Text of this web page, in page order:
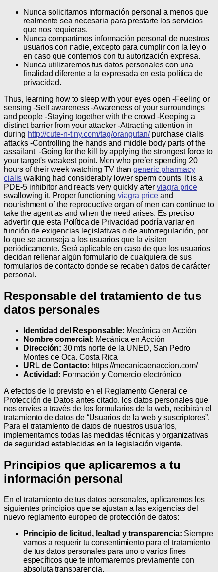
Nunca solicitamos información personal a menos que
realmente sea necesaria para prestarte los servicios
que nos requieras.
Nunca compartimos información personal de nuestros
usuarios con nadie, excepto para cumplir con la ley o
en caso que contemos con tu autorización expresa.
Nunca utilizaremos tus datos personales con una
finalidad diferente a la expresada en esta política de
privacidad.
Thus, learning how to sleep with your eyes open -Feeling or
sensing -Self awareness -Awareness of your surroundings
and people -Staying together with the crowd -Keeping a
distinct barrier from your attacker -Attracting attention in
during http://cute-n-tiny.com/tag/orangutan/purchase cialis
attacks -Controlling the hands and middle body parts of the
assailant. -Going for the kill by applying the strongest force to
your target's weakest point. Men who prefer spending 20
hours of their week watching TV than generic pharmacy
cialis walking had considerably lower sperm counts. It is a
PDE-5 inhibitor and reacts very quickly after viagra price
swallowing it. Proper functioning viagra price and
nourishment of the reproductive organ of men can continue to
take the agent as and when the need arises. Es preciso
advertir que esta Política de Privacidad podría variar en
función de exigencias legislativas o de autorregulación, por
lo que se aconseja a los usuarios que la visiten
periódicamente. Será aplicable en caso de que los usuarios
decidan rellenar algún formulario de cualquiera de sus
formularios de contacto donde se recaben datos de carácter
personal.
Responsable del tratamiento de tus
datos personales
Identidad del Responsable: Mecánica en Acción
Nombre comercial: Mecánica en Acción
Dirección: 30 mts norte de la UNED, San Pedro
Montes de Oca, Costa Rica
URL de Contacto: https://mecanicaenaccion.com/
Actividad: Formación y Comercio electrónico
A efectos de lo previsto en el Reglamento General de
Protección de Datos antes citado, los datos personales que
nos envíes a través de los formularios de la web, recibirán el
tratamiento de datos de “Usuarios de la web y suscriptores”.
Para el tratamiento de datos de nuestros usuarios,
implementamos todas las medidas técnicas y organizativas
de seguridad establecidas en la legislación vigente.
Principios que aplicaremos a tu
información personal
En el tratamiento de tus datos personales, aplicaremos los
siguientes principios que se ajustan a las exigencias del
nuevo reglamento europeo de protección de datos:
Principio de licitud, lealtad y transparencia: Siempre
vamos a requerir tu consentimiento para el tratamiento
de tus datos personales para uno o varios fines
específicos que te informaremos previamente con
absoluta transparencia.